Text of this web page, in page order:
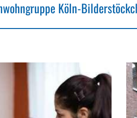
Köln-